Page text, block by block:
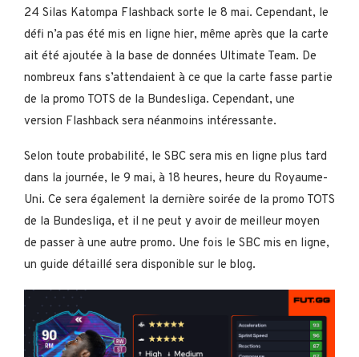
24 Silas Katompa Flashback sorte le 8 mai. Cependant, le
défi n’a pas été mis en ligne hier, même après que la carte
ait été ajoutée à la base de données Ultimate Team. De
nombreux fans s’attendaient à ce que la carte fasse partie
de la promo TOTS de la Bundesliga. Cependant, une
version Flashback sera néanmoins intéressante.
Selon toute probabilité, le SBC sera mis en ligne plus tard
dans la journée, le 9 mai, à 18 heures, heure du Royaume-
Uni. Ce sera également la dernière soirée de la promo TOTS
de la Bundesliga, et il ne peut y avoir de meilleur moyen
de passer à une autre promo. Une fois le SBC mis en ligne,
un guide détaillé sera disponible sur le blog.